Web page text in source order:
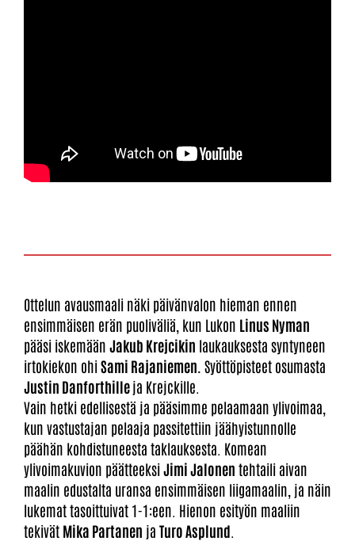
Ottelun avausmaali näki päivänvalon hieman ennen
ensimmäisen erän puoliväliä, kun Lukon Linus Nyman
pääsi iskemään Jakub Krejcikin laukauksesta syntyneen
irtokiekon ohiSami Rajaniemen. Syöttöpisteet osumasta
Justin Danforthilleja Krejckille.
Vain hetki edellisestä ja pääsimme pelaamaan ylivoimaa,
kun vastustajan pelaaja passitettiin jäähyistunnolle
päähän kohdistuneesta taklauksesta. Komean
ylivoimakuvion päätteeksiJimi Jalonen tehtaili aivan
maalin edustalta uransa ensimmäisen liigamaalin, ja näin
lukemat tasoittuivat 1-1:een. Hienon esityön maaliin
tekivät Mika Partanen ja Turo Asplund